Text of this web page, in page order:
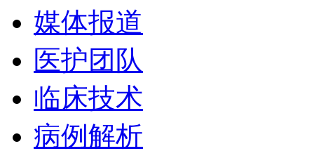
媒体报道
医护团队
临床技术
病例解析